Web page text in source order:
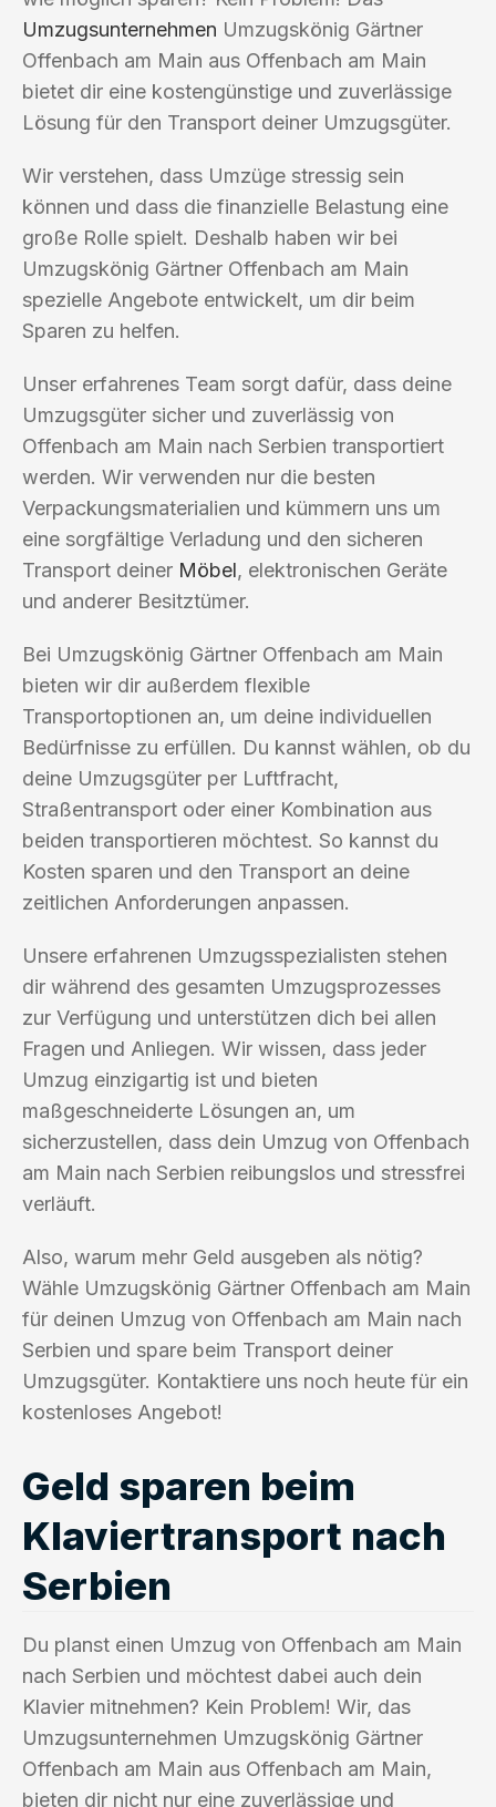
Umzugsunternehmen Umzugskönig Gärtner
Offenbach am Main aus Offenbach am Main
bietet dir eine kostengünstige und zuverlässige
Lösung für den Transport deiner Umzugsgüter.
Wir verstehen, dass Umzüge stressig sein
können und dass die finanzielle Belastung eine
große Rolle spielt. Deshalb haben wir bei
Umzugskönig Gärtner Offenbach am Main
spezielle Angebote entwickelt, um dir beim
Sparen zu helfen.
Unser erfahrenes Team sorgt dafür, dass deine
Umzugsgüter sicher und zuverlässig von
Offenbach am Main nach Serbien transportiert
werden. Wir verwenden nur die besten
Verpackungsmaterialien und kümmern uns um
eine sorgfältige Verladung und den sicheren
Transport deiner Möbel, elektronischen Geräte
und anderer Besitztümer.
Bei Umzugskönig Gärtner Offenbach am Main
bieten wir dir außerdem flexible
Transportoptionen an, um deine individuellen
Bedürfnisse zu erfüllen. Du kannst wählen, ob du
deine Umzugsgüter per Luftfracht,
Straßentransport oder einer Kombination aus
beiden transportieren möchtest. So kannst du
Kosten sparen und den Transport an deine
zeitlichen Anforderungen anpassen.
Unsere erfahrenen Umzugsspezialisten stehen
dir während des gesamten Umzugsprozesses
zur Verfügung und unterstützen dich bei allen
Fragen und Anliegen. Wir wissen, dass jeder
Umzug einzigartig ist und bieten
maßgeschneiderte Lösungen an, um
sicherzustellen, dass dein Umzug von Offenbach
am Main nach Serbien reibungslos und stressfrei
verläuft.
Also, warum mehr Geld ausgeben als nötig?
Wähle Umzugskönig Gärtner Offenbach am Main
für deinen Umzug von Offenbach am Main nach
Serbien und spare beim Transport deiner
Umzugsgüter. Kontaktiere uns noch heute für ein
kostenloses Angebot!
Geld sparen beim
Klaviertransport nach
Serbien
Du planst einen Umzug von Offenbach am Main
nach Serbien und möchtest dabei auch dein
Klavier mitnehmen? Kein Problem! Wir, das
Umzugsunternehmen Umzugskönig Gärtner
Offenbach am Main aus Offenbach am Main,
bieten dir nicht nur eine zuverlässige und